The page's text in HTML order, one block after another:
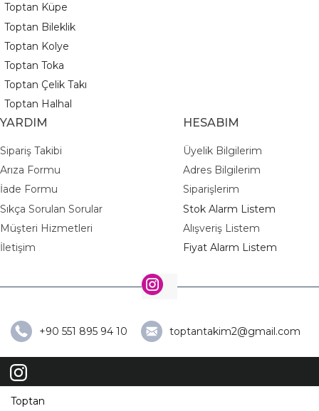
Toptan Küpe
Toptan Bileklik
Toptan Kolye
Toptan Toka
Toptan Çelik Takı
Toptan Halhal
YARDIM
Sipariş Takibi
Arıza Formu
İade Formu
Sıkça Sorulan Sorular
Müşteri Hizmetleri
İletişim
HESABIM
Üyelik Bilgilerim
Adres Bilgilerim
Siparişlerim
Stok Alarm Listem
Alışveriş Listem
Fiyat Alarm Listem
+90 551 895 94 10 toptantakim2@gmail.com
Toptan